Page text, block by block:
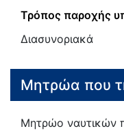
Τρόπος παροχής
Διασυνοριακά
Μητρώα που
Μητρώο ναυτικών